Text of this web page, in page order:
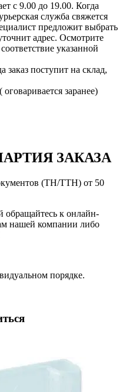
с 9.00 до 19.00. Когда
служба свяжется
предложит выбрать
адрес. Осмотрите
указанной
заказ поступит на склад,
заранее)
ЗАКАЗА
(ТН/ТТН) от 50
обращайтесь к онлайн-
нашей компании либо
порядке.